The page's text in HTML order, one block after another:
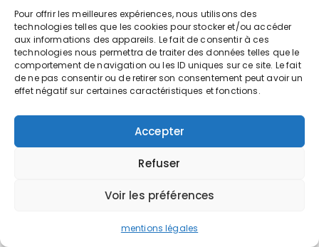
Pour offrir les meilleures expériences, nous utilisons des
technologies telles que les cookies pour stocker et/ou accéder
aux informations des appareils. Le fait de consentir à ces
technologies nous permettra de traiter des données telles que le
comportement de navigation ou les ID uniques sur ce site. Le fait
de ne pas consentir ou de retirer son consentement peut avoir un
effet négatif sur certaines caractéristiques et fonctions.
Accepter
Refuser
Voir les préférences
mentions légales
Newsletter
Trouvez votre cabinet